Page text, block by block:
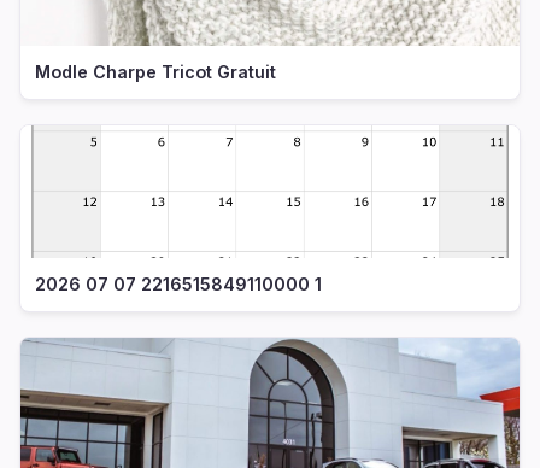
Modle Charpe Tricot Gratuit
2026 07 07 2216515849110000 1